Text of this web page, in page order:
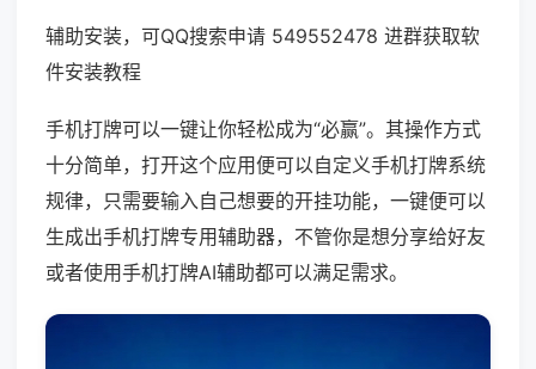
辅助安装，可QQ搜索申请 549552478 进群获取软
件安装教程
手机打牌可以一键让你轻松成为“必赢”。其操作方式
十分简单，打开这个应用便可以自定义手机打牌系统
规律，只需要输入自己想要的开挂功能，一键便可以
生成出手机打牌专用辅助器，不管你是想分享给好友
或者使用手机打牌AI辅助都可以满足需求。